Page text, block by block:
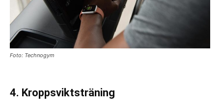
Foto: Technogym
4. Kroppsviktsträning